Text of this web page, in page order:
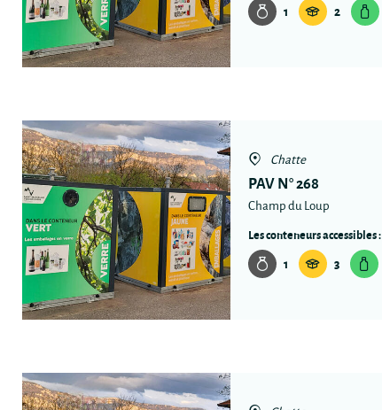
1 2
Chatte
PAV N° 268
Champ du Loup
Les conteneurs accessibles :
1 3